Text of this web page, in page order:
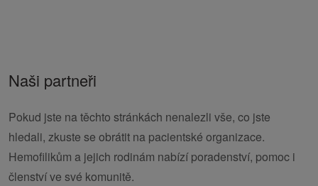
Naši partneři
Pokud jste na těchto stránkách nenalezli vše, co jste
hledali, zkuste se obrátit na pacientské organizace.
Hemofilikům a jejich rodinám nabízí poradenství, pomoc i
členství ve své komunitě.